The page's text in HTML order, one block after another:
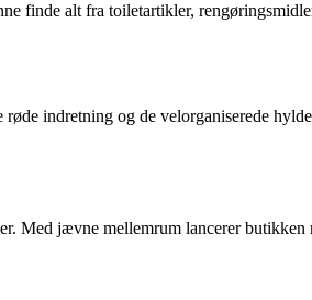
alt fra toiletartikler,
indretning og de velorganiserede
Med jævne mellemrum lancerer